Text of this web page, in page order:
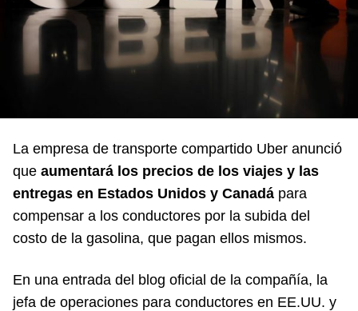
La empresa de transporte compartido Uber anunció
que aumentará los precios de los viajes y las
entregas en Estados Unidos y Canadá para
compensar a los conductores por la subida del
costo de la gasolina, que pagan ellos mismos.
En una entrada del blog oficial de la compañía, la
jefa de operaciones para conductores en EE.UU. y